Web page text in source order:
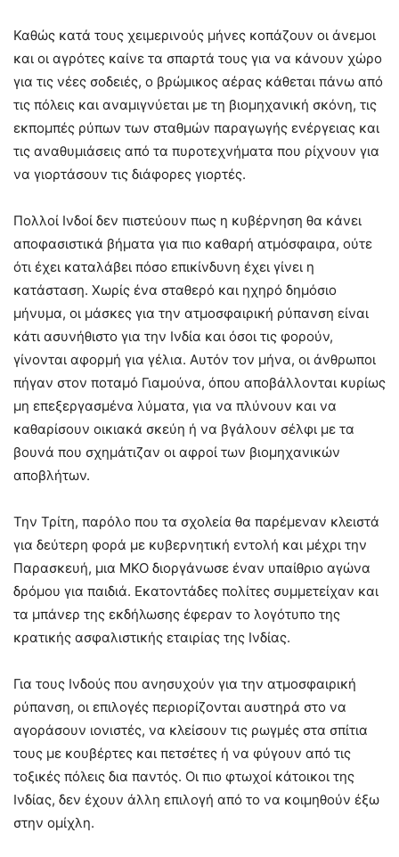
Καθώς κατά τους χειμερινούς μήνες κοπάζουν οι άνεμοι
και οι αγρότες καίνε τα σπαρτά τους για να κάνουν χώρο
για τις νέες σοδειές, ο βρώμικος αέρας κάθεται πάνω από
τις πόλεις και αναμιγνύεται με τη βιομηχανική σκόνη, τις
εκπομπές ρύπων των σταθμών παραγωγής ενέργειας και
τις αναθυμιάσεις από τα πυροτεχνήματα που ρίχνουν για
να γιορτάσουν τις διάφορες γιορτές.
Πολλοί Ινδοί δεν πιστεύουν πως η κυβέρνηση θα κάνει
αποφασιστικά βήματα για πιο καθαρή ατμόσφαιρα, ούτε
ότι έχει καταλάβει πόσο επικίνδυνη έχει γίνει η
κατάσταση. Χωρίς ένα σταθερό και ηχηρό δημόσιο
μήνυμα, οι μάσκες για την ατμοσφαιρική ρύπανση είναι
κάτι ασυνήθιστο για την Ινδία και όσοι τις φορούν,
γίνονται αφορμή για γέλια. Αυτόν τον μήνα, οι άνθρωποι
πήγαν στον ποταμό Γιαμούνα, όπου αποβάλλονται κυρίως
μη επεξεργασμένα λύματα, για να πλύνουν και να
καθαρίσουν οικιακά σκεύη ή να βγάλουν σέλφι με τα
βουνά που σχημάτιζαν οι αφροί των βιομηχανικών
αποβλήτων.
Την Τρίτη, παρόλο που τα σχολεία θα παρέμεναν κλειστά
για δεύτερη φορά με κυβερνητική εντολή και μέχρι την
Παρασκευή, μια ΜΚΟ διοργάνωσε έναν υπαίθριο αγώνα
δρόμου για παιδιά. Εκατοντάδες πολίτες συμμετείχαν και
τα μπάνερ της εκδήλωσης έφεραν το λογότυπο της
κρατικής ασφαλιστικής εταιρίας της Ινδίας.
Για τους Ινδούς που ανησυχούν για την ατμοσφαιρική
ρύπανση, οι επιλογές περιορίζονται αυστηρά στο να
αγοράσουν ιονιστές, να κλείσουν τις ρωγμές στα σπίτια
τους με κουβέρτες και πετσέτες ή να φύγουν από τις
τοξικές πόλεις δια παντός. Οι πιο φτωχοί κάτοικοι της
Ινδίας, δεν έχουν άλλη επιλογή από το να κοιμηθούν έξω
στην ομίχλη.